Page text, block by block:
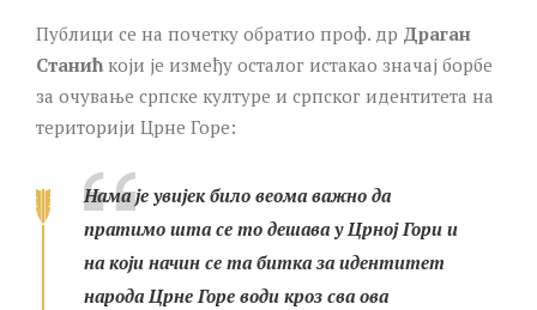
Публици се на почетку обратио проф. др Драган
Станић који је између осталог истакао значај борбе
за очување српске културе и српског идентитета на
територији Црне Горе:
Нама је увијек било веома важно да
пратимо шта се то дешава у Црној Гори и
на који начин се та битка за идентитет
народа Црне Горе води кроз сва ова